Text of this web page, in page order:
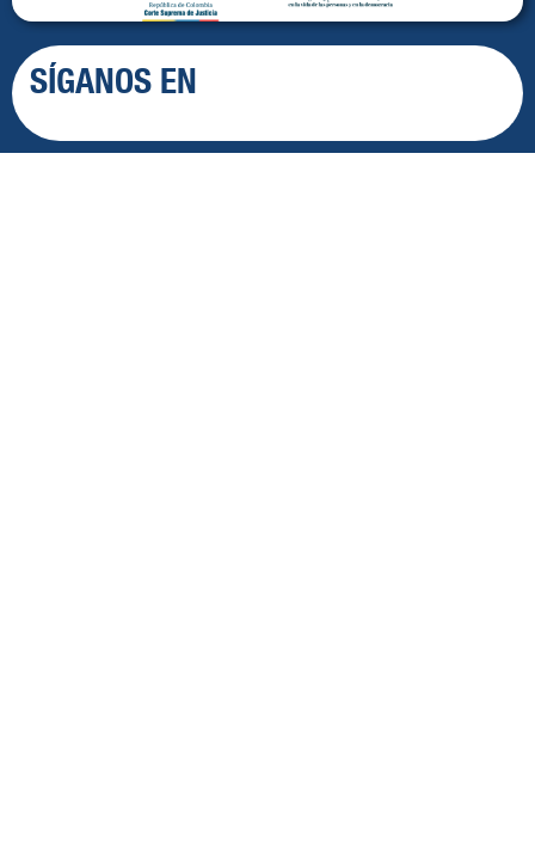
SÍGANOS EN